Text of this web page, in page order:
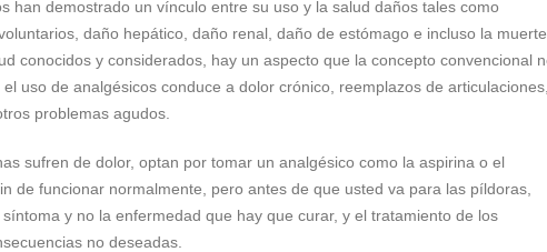
han demostrado un vínculo entre su uso y la salud daños tales como
daño hepático, daño renal, daño de estómago e incluso la
conocidos y considerados, hay un aspecto que la concepto convencional
uso de analgésicos conduce a dolor crónico, reemplazos de
problemas agudos.
sufren de dolor, optan por tomar un analgésico como la aspirina o el
de funcionar normalmente, pero antes de que usted va para las píldoras,
y no la enfermedad que hay que curar, y el tratamiento de los
no deseadas.